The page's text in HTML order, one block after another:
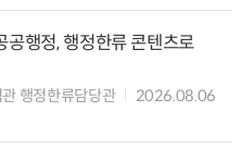
공행정, 행정한류 콘텐츠로
행정한류담당관
2026.08.06